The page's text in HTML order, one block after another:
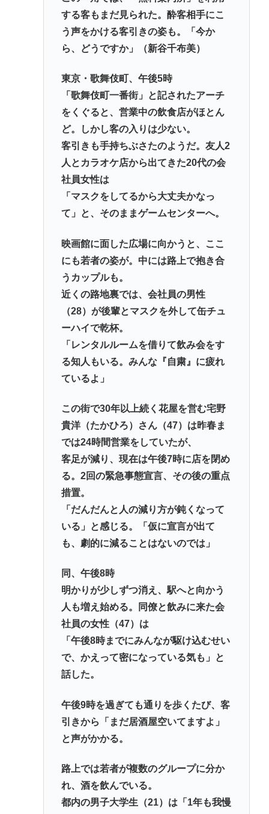
する客もまだ見られた。酔客相手にこ
う声をかける客引きの姿も。「今か
ら、どうですか」（新谷千布美）
東京・歌舞伎町、午後5時
「歌舞伎町一番街」と記されたアーチ
をくぐると、営業中の飲食店がほとん
ど。しかし客の入りは少ない。
客引きも手持ちぶさたのようだ。友人2
人とカラオケ店から出てきた20代の会
社員女性は
「マスクをしてるから大丈夫かなっ
て」と、そのままゲームセンターへ。
映画館に面した広場に向かうと、ここ
にも若者の姿が。中には路上で抱き合
うカップルも。
近くの路地裏では、会社員の男性
（28）が後輩とマスクを外して缶チュ
ーハイで乾杯。
「レンタルルームを借りて飲み会をす
る知人もいる。みんな『自粛』に疲れ
ているよ」
この街で30年以上続く花屋を営む宅野
貴洋（たかひろ）さん（47）は昨春ま
では24時間営業をしていたが、
客足が減り、現在は午後7時に店を閉め
る。2回の緊急事態宣言、その後の重点
措置。
「だんだんと人の減り方が鈍くなって
いる」と感じる。「仮に宣言が出て
も、劇的に減ることはないのでは」
同、午後8時
明かりが少しずつ消え、駅へと向かう
人も増え始める。同僚と飲みに来た会
社員の女性（47）は
「午後8時までにみんなが駆け込むせい
で、かえって密になっている気も」と
話した。
午後9時を過ぎても通りを歩くたび、客
引きから「まだ居酒屋空いてますよ」
と声がかかる。
路上では若者が複数のグループに分か
れ、酒を飲んでいる。
都内の男子大学生（21）は「1年も我慢